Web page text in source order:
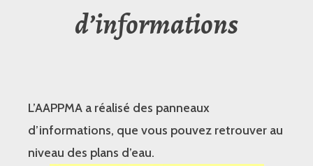
d’informations
L’AAPPMA a réalisé des panneaux
d’informations, que vous pouvez retrouver au
niveau des plans d’eau.